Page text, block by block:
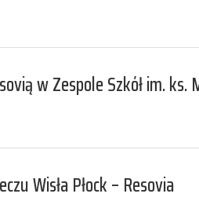
w Zespole Szkół im. ks.
Wisła Płock – Resovia